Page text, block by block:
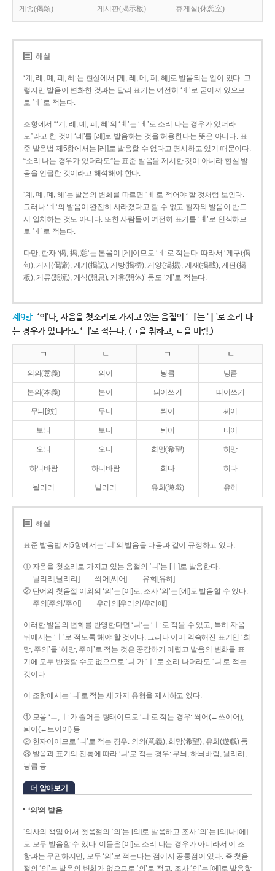
게송(偈頌) 게시판(揭示板) 휴게실(休憩室)
해설
‘계, 례, 몌, 폐, 혜’는 현실에서 [게, 레, 메, 페, 헤]로 발음되는 일이 있다. 그
렇지만 발음이 변화한 것과는 달리 표기는 여전히 ‘ㅖ’로 굳어져 있으므
로 ‘ㅖ’로 적는다.
조항에서 “‘계, 례, 몌, 폐, 혜’의 ‘ㅖ’는 ‘ㅔ’로 소리 나는 경우가 있더라
도”라고 한 것이 ‘례’를 [레]로 발음하는 것을 허용한다는 뜻은 아니다. 표
준 발음법 제5항에서는 [레]로 발음할 수 없다고 명시하고 있기 때문이다.
“소리 나는 경우가 있더라도”는 표준 발음을 제시한 것이 아니라 현실 발
음을 언급한 것이라고 해석해야 한다.
‘계, 몌, 폐, 혜’는 발음의 변화를 따르면 ‘ㅔ’로 적어야 할 것처럼 보인다.
그러나 ‘ㅖ’의 발음이 완전히 사라졌다고 할 수 없고 철자와 발음이 반드
시 일치하는 것도 아니다. 또한 사람들이 여전히 표기를 ‘ㅖ’로 인식하므
로 ‘ㅖ’로 적는다.
다만, 한자 ‘偈, 揭, 憩’는 본음이 [게]이므로 ‘ㅔ’로 적는다. 따라서 ‘게구(偈
句), 게제(偈諦), 게기(揭記), 게방(揭榜), 게양(揭揚), 게재(揭載), 게판(揭
板), 게류(憩流), 게식(憩息), 게휴(憩休)’ 등도 ‘게’로 적는다.
제9항 ‘의’나, 자음을 첫소리로 가지고 있는 음절의 ‘ㅢ’는 ‘ㅣ’로 소리 나
는 경우가 있더라도 ‘ㅢ’로 적는다. (ㄱ을 취하고, ㄴ을 버림.)
ㄱ ㄴ ㄱ ㄴ
의의(意義) 의이 닁큼 닝큼
본의(本義) 본이 띄어쓰기 띠어쓰기
무늬[紋] 무니 씌어 씨어
보늬 보니 틔어 티어
오늬 오니 희망(希望) 히망
하늬바람 하니바람 희다 히다
늴리리 닐리리 유희(遊戱) 유히
해설
표준 발음법 제5항에서는 ‘ㅢ’의 발음을 다음과 같이 규정하고 있다.
① 자음을 첫소리로 가지고 있는 음절의 ‘ㅢ’는 [ㅣ]로 발음한다.
늴리리[닐리리]
씌어[씨어]
유희[유히]
② 단어의 첫음절 이외의 ‘의’는 [이]로, 조사 ‘의’는 [에]로 발음할 수 있다.
주의[주의/주이]
우리의[우리의/우리에]
이러한 발음의 변화를 반영한다면 ‘ㅢ’는 ‘ㅣ’로 적을 수 있고, 특히 자음
뒤에서는 ‘ㅣ’로 적도록 해야 할 것이다. 그러나 이미 익숙해진 표기인 ‘희
망, 주의’를 ‘히망, 주이’로 적는 것은 공감하기 어렵고 발음의 변화를 표
기에 모두 반영할 수도 없으므로 ‘ㅢ’가 ‘ㅣ’로 소리 나더라도 ‘ㅢ’로 적는
것이다.
이 조항에서는 ‘ㅢ’로 적는 세 가지 유형을 제시하고 있다.
① 모음 ‘ㅡ, ㅣ’가 줄어든 형태이므로 ‘ㅢ’로 적는 경우: 씌어(←쓰이어),
틔어(←트이어) 등
② 한자어이므로 ‘ㅢ’로 적는 경우: 의의(意義), 희망(希望), 유희(遊戱) 등
③ 발음과 표기의 전통에 따라 ‘ㅢ’로 적는 경우: 무늬, 하늬바람, 늴리리,
닁큼 등
더 알아보기
‘의’의 발음
‘의사의 책임’에서 첫음절의 ‘의’는 [의]로 발음하고 조사 ‘의’는 [의]나 [에]
로 모두 발음할 수 있다. 이들은 [이]로 소리 나는 경우가 아니라서 이 조
항과는 무관하지만, 모두 ‘의’로 적는다는 점에서 공통점이 있다. 즉 첫음
절의 ‘의’는 발음의 변화가 없으므로 ‘의’로 적고, 조사 ‘의’는 [에]로 발음할